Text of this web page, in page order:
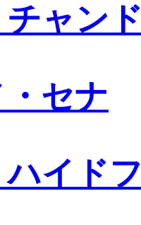
チャン
セナ
ハイド